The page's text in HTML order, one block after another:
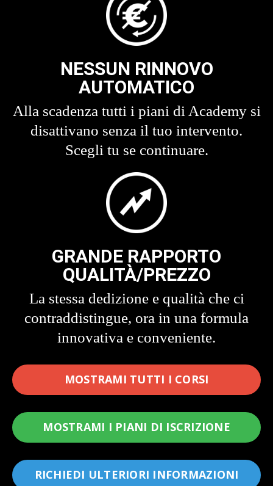
NESSUN RINNOVO
AUTOMATICO
Alla scadenza tutti i piani di Academy si
disattivano senza il tuo intervento.
Scegli tu se continuare.
GRANDE RAPPORTO
QUALITÀ/PREZZO
La stessa dedizione e qualità che ci
contraddistingue, ora in una formula
innovativa e conveniente.
MOSTRAMI TUTTI I CORSI
MOSTRAMI I PIANI DI ISCRIZIONE
RICHIEDI ULTERIORI INFORMAZIONI